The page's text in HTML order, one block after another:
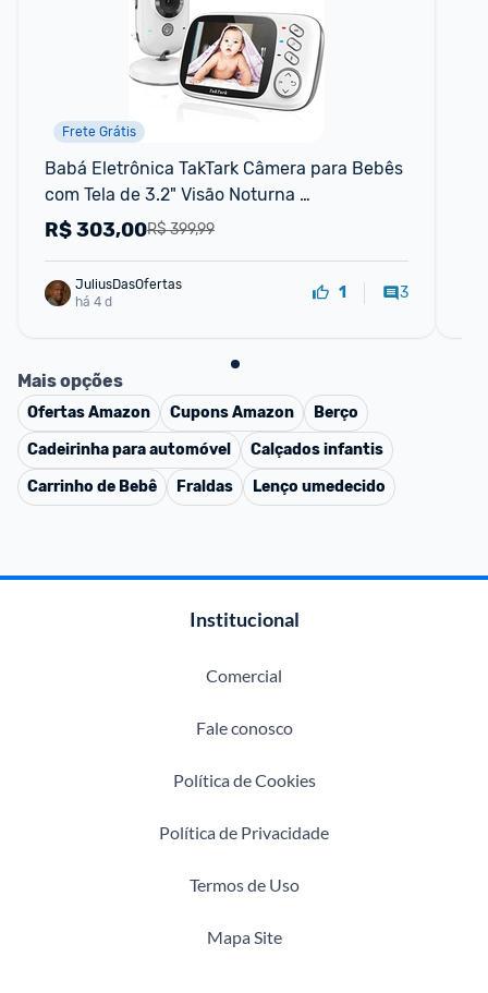
Frete Grátis
Babá Eletrônica TakTark Câmera para Bebês
com Tela de 3.2" Visão Noturna
Infravermelha Áudio Bidirecional Dete
R$ 399,99
R$303,00
JuliusDasOfertas
há 4 d
1 3
Mais opções
OfertasAmazon CuponsAmazon
Berço
Cadeirinha para automóvel
Calçados infantis
Carrinho de Bebê
Fraldas Lenço umedecido
Institucional
Comercial
Fale conosco
Política de Cookies
Política de Privacidade
Termos de Uso
Mapa Site